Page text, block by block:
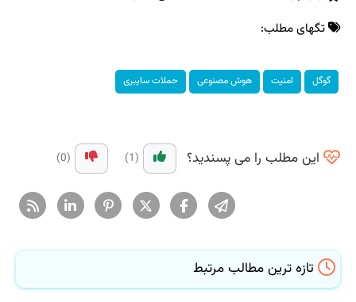
تگهای مطلب:
گوگل امنیت هوش مصنوعی حملات سایبری
این مطلب را می پسندید؟ (1)
(0)
تازه ترین مطالب مرتبط